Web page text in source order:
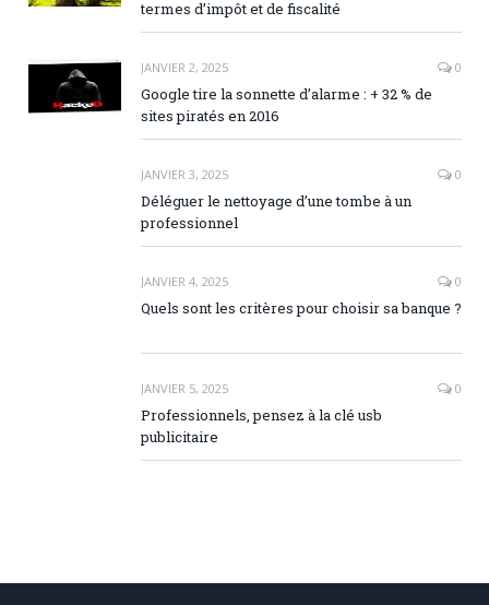
termes d’impôt et de fiscalité
JANVIER 2, 2025 0
Google tire la sonnette d’alarme : + 32 % de
sites piratés en 2016
JANVIER 3, 2025 0
Déléguer le nettoyage d’une tombe à un
professionnel
JANVIER 4, 2025 0
Quels sont les critères pour choisir sa banque ?
JANVIER 5, 2025 0
Professionnels, pensez à la clé usb
publicitaire